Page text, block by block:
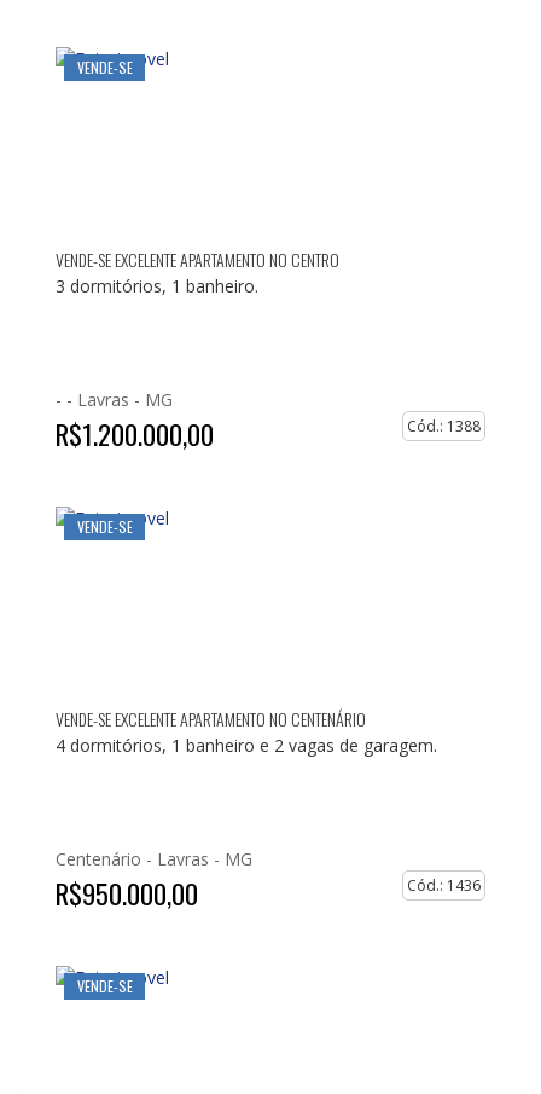
VENDE-SE
VENDE-SE EXCELENTE APARTAMENTO NO CENTRO
3 dormitórios, 1 banheiro.
- - Lavras - MG
R$1.200.000,00 Cód.: 1388
VENDE-SE
VENDE-SE EXCELENTE APARTAMENTO NO CENTENÁRIO
4 dormitórios, 1 banheiro e 2 vagas de garagem.
Centenário - Lavras - MG
R$950.000,00 Cód.: 1436
VENDE-SE